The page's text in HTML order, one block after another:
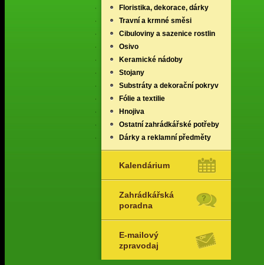
Floristika, dekorace, dárky
Travní a krmné směsi
Cibuloviny a sazenice rostlin
Osivo
Keramické nádoby
Stojany
Substráty a dekorační pokryv
Fólie a textilie
Hnojiva
Ostatní zahrádkářské potřeby
Dárky a reklamní předměty
Kalendárium
Zahrádkářská
poradna
E-mailový
zpravodaj